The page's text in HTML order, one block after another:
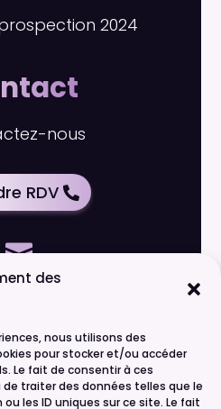
des
nous utilisons des
pour stocker et/ou accéder
Le fait de consentir à ces
traiter des données telles que le
les ID uniques sur ce site. Le fait
2024
nous
RDV

